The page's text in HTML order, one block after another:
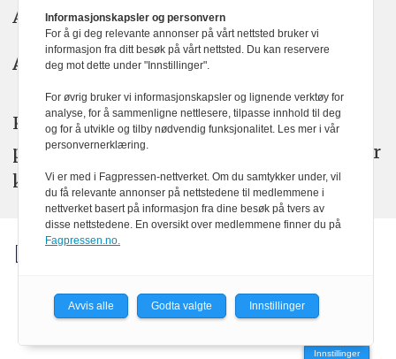
Annonse: annonse@watchmedia.no
Abonnement:kom24@watchmedia.no
KOM24 arbeider etter Vær Varsom-
plakatens regler for god presseskikk. Her
kan du lese mer omPFUsarbeid.
Innstillinger
Informasjonskapsler og personvern
For å gi deg relevante annonser på vårt nettsted bruker vi
informasjon fra ditt besøk på vårt nettsted. Du kan reservere
deg mot dette under "Innstillinger".
For øvrig bruker vi informasjonskapsler og lignende verktøy for
analyse, for å sammenligne nettlesere, tilpasse innhold til deg
og for å utvikle og tilby nødvendig funksjonalitet. Les mer i vår
personvernerklæring.
Vi er med i Fagpressen-nettverket. Om du samtykker under, vil
du få relevante annonser på nettstedene til medlemmene i
nettverket basert på informasjon fra dine besøk på tvers av
disse nettstedene. En oversikt over medlemmene finner du på
Fagpressen.no.
Avvis alle Godta valgte Innstillinger